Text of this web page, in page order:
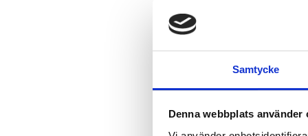
Samtycke
Denna webbplats använder
Innerfyrkant
För